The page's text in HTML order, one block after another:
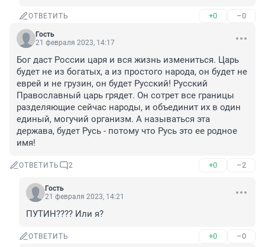
ОТВЕТИТЬ +0 –0
Гость
21 февраля 2023, 14:17
Бог даст России царя и вся жизнь измениться. Царь
будет не из богатых, а из простого народа, он будет не
еврей и не грузин, он будет Русский! Русский
Православный царь грядет. Он сотрет все границы
разделяющие сейчас народы, и объединит их в один
единый, могучий организм. А называться эта
держава, будет Русь - потому что Русь это ее родное
имя!
ОТВЕТИТЬ 2 +0 –2
Гость
21 февраля 2023, 14:21
ПУТИН???? Или я?
ОТВЕТИТЬ +0 –0